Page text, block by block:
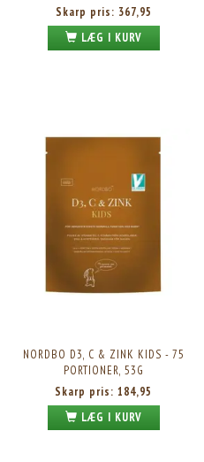
Skarp pris: 367,95
LÆG I KURV
NORDBO D3, C & ZINK KIDS - 75
PORTIONER, 53G
Skarp pris: 184,95
LÆG I KURV